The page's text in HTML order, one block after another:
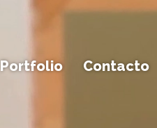
Portfolio Contacto